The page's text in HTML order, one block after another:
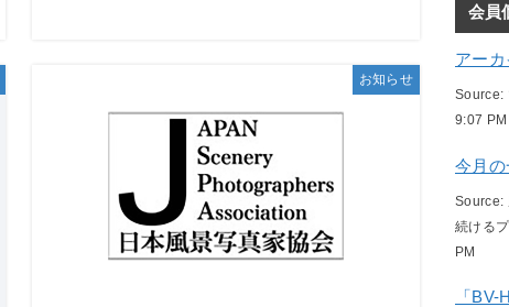
お知らせ
会員
アーカ
Source:
9:07 PM
今月
Source:
続ける
PM
「